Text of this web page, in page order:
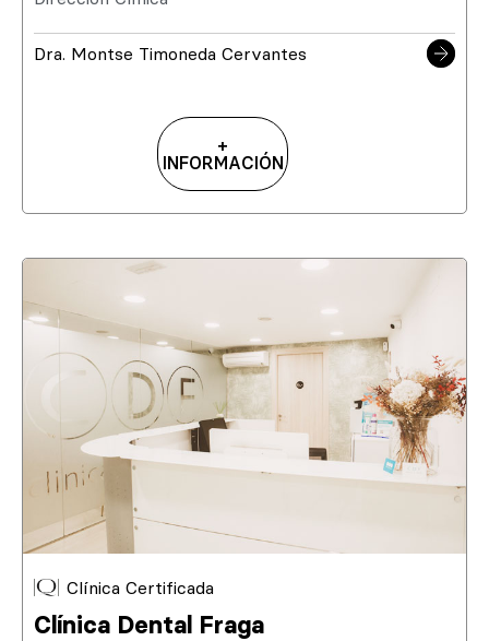
Dra. Montse Timoneda Cervantes
+
INFORMACIÓN
Clínica Certificada
Clínica Dental Fraga